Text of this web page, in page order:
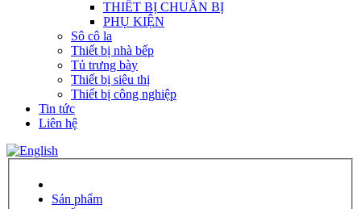
THIẾT BỊ CHUẨN BỊ
PHỤ KIỆN
Sô cô la
Thiết bị nhà bếp
Tủ trưng bày
Thiết bị siêu thị
Thiết bị công nghiệp
Tin tức
Liên hệ
Sản phẩm